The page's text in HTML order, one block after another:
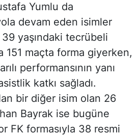
Yumlu da
devam eden isimler
39 yaşındaki tecrübeli
151 maçta forma giyerken,
performansının yanı
katkı sağladı.
bir diğer isim olan 26
Bayrak ise bugüne
FK formasıyla 38 resmi